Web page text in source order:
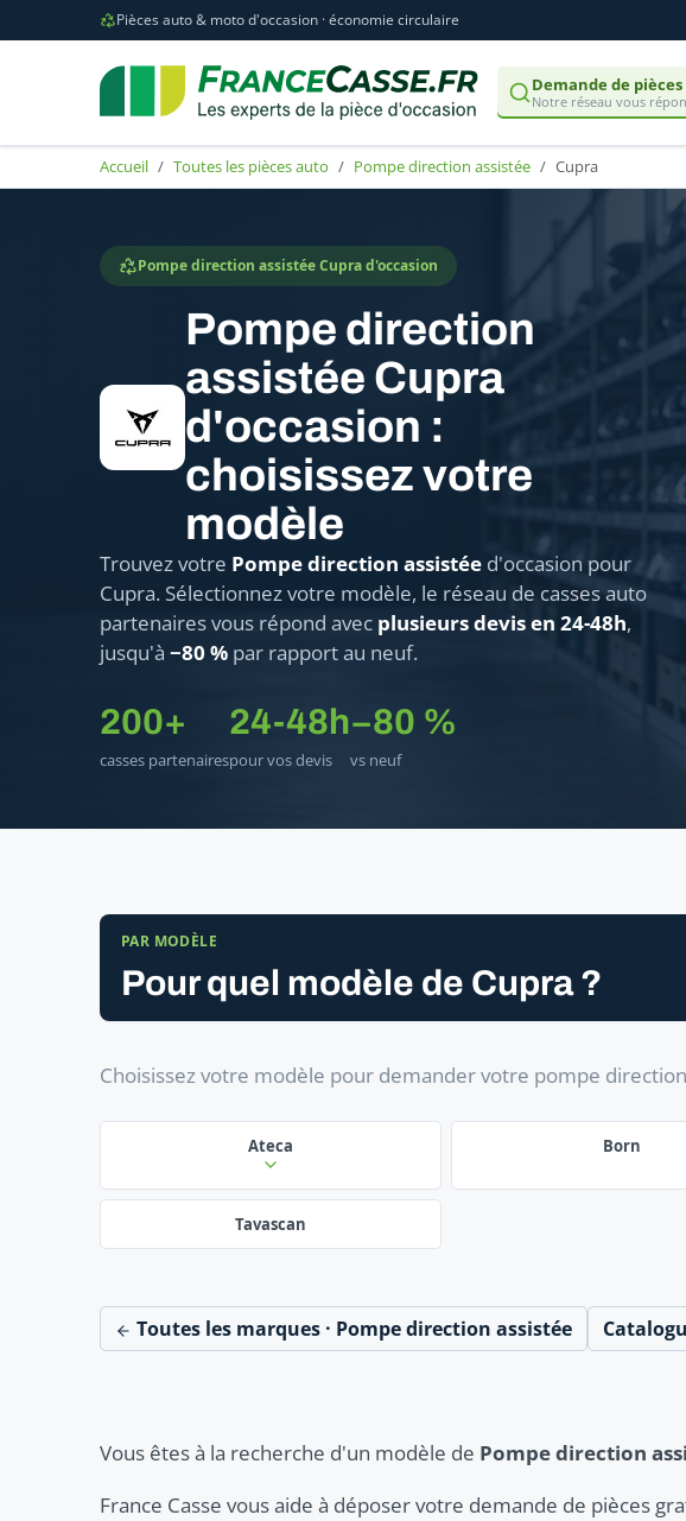
Pièces auto & moto d'occasion · économie circulaire
Demande de pièces
Notre réseau vous
Accueil Toutes les pièces auto Pompe direction assistée Cupra
Pompe direction assistée Cupra d'occasion
Pompe direction
assistée Cupra
d'occasion :
choisissez votre
modèle
Trouvez votre Pompe direction assistée d'occasion pour
Cupra. Sélectionnez votre modèle, le réseau de casses auto
partenaires vous répond avec plusieurs devis en 24-48h,
jusqu'à −80 % par rapport au neuf.
200+
casses partenaires
24-48h
pour vos devis
−80 %
vs neuf
PAR MODÈLE
Pour quel modèle de Cupra ?
Choisissez votre modèle pour demander votre pompe
Ateca Born
Tavascan
Toutes les marques · Pompe direction assistée
Vous êtes à la recherche d'un modèle de Pompe direction
France Casse vous aide à déposer votre demande de pièces